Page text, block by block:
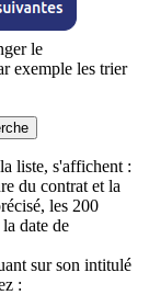
le
exemple les trier
liste, s'affichent :
du contrat et la
les 200
date de
sur son intitulé
: